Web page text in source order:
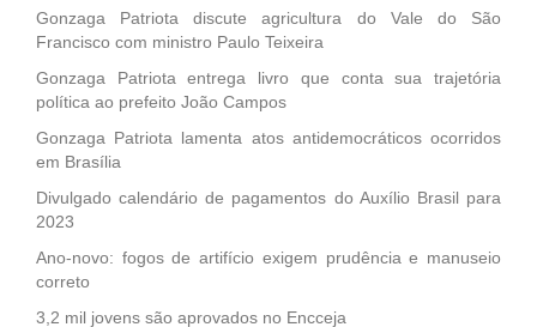
Gonzaga Patriota discute agricultura do Vale do São
Francisco com ministro Paulo Teixeira
Gonzaga Patriota entrega livro que conta sua trajetória
política ao prefeito João Campos
Gonzaga Patriota lamenta atos antidemocráticos ocorridos
em Brasília
Divulgado calendário de pagamentos do Auxílio Brasil para
2023
Ano-novo: fogos de artifício exigem prudência e manuseio
correto
3,2 mil jovens são aprovados no Encceja